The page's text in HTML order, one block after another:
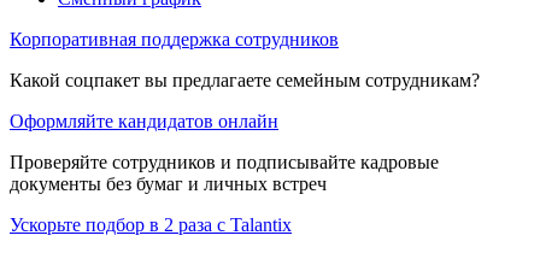
Корпоративная поддержка сотрудников
Какой соцпакет вы предлагаете семейным сотрудникам?
Оформляйте кандидатов онлайн
Проверяйте сотрудников и подписывайте кадровые
документы без бумаг и личных встреч
Ускорьте подбор в 2 раза с Talantix